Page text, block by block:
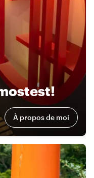
À propos de moi